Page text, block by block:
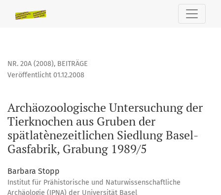
Archäozoologische Untersuchung der Tierknochen aus
NR. 20A (2008), BEITRÄGE
Archäozoologische Untersuchung der
Tierknochen aus Gruben der
spätlatènezeitlichen Siedlung Basel-
Gasfabrik, Grabung 1989/5
Veröffentlicht 01.12.2008
Barbara Stopp
Institut für Prähistorische und Naturwissenschaftliche
Archäologie (IPNA) der Universität Basel